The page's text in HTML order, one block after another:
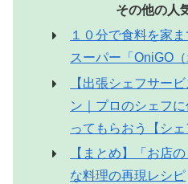
その他の人
１０分で食料を家
スーパー「OniGO（
【出張シェフサー
ン｜プロのシェフ
ってもらおう【シェ
【まとめ】「お店
な料理の再現レシピ